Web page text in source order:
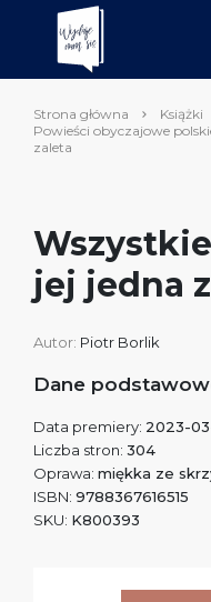
Strona główna Książki
Powieści obyczajowe
zaleta
jej jedna
Autor: Piotr Borlik
Dane
Data premiery: 2023-
Liczba stron: 304
Oprawa: miękka ze
ISBN: 9788367616515
SKU: K800393